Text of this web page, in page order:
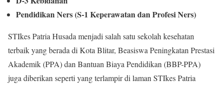
Pendidikan Ners (S-1 Keperawatan dan Profesi Ners)
STIkes Patria Husada menjadi salah satu sekolah kesehatan
terbaik yang berada di Kota Blitar, Beasiswa Peningkatan Prestasi
Akademik (PPA) dan Bantuan Biaya Pendidikan (BBP-PPA)
juga diberikan seperti yang terlampir di laman STIkes Patria